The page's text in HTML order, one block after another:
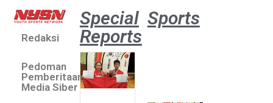
Redaksi
Pedoman
Pemberitaan
Media Siber
Special
Reports
Sports